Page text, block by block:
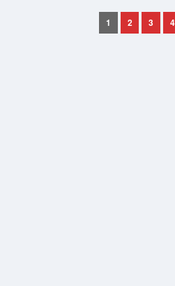
1 2 3 4